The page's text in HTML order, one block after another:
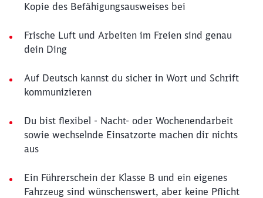
Kopie des Befähigungsausweises bei
Frische Luft und Arbeiten im Freien sind genau
dein Ding
Auf Deutsch kannst du sicher in Wort und Schrift
kommunizieren
Du bist flexibel - Nacht- oder Wochenendarbeit
sowie wechselnde Einsatzorte machen dir nichts
aus
Ein Führerschein der Klasse B und ein eigenes
Fahrzeug sind wünschenswert, aber keine Pflicht